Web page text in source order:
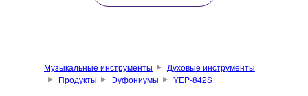
Музыкальные инструменты
Духовые инструменты
Продукты
Эуфониумы YEP-842S